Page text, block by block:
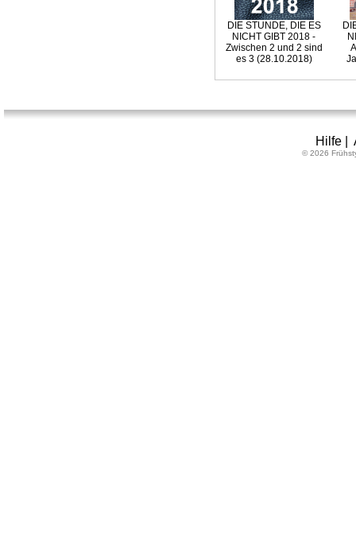
DIE STUNDE, DIE ES
NICHT GIBT 2018 -
Zwischen 2 und 2 sind
es 3 (28.10.2018)
Hilfe|
© 2026